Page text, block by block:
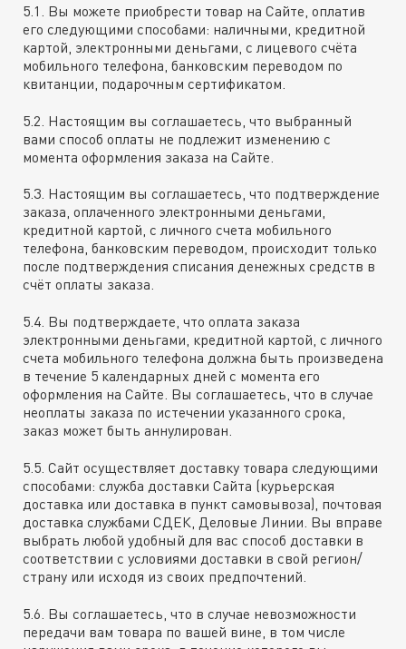
5.1. Вы можете приобрести товар на Сайте, оплатив
его следующими способами: наличными, кредитной
картой, электронными деньгами, с лицевого счёта
мобильного телефона, банковским переводом по
квитанции, подарочным сертификатом.
5.2. Настоящим вы соглашаетесь, что выбранный
вами способ оплаты не подлежит изменению с
момента оформления заказа на Сайте.
5.3. Настоящим вы соглашаетесь, что подтверждение
заказа, оплаченного электронными деньгами,
кредитной картой, с личного счета мобильного
телефона, банковским переводом, происходит только
после подтверждения списания денежных средств в
счёт оплаты заказа.
5.4. Вы подтверждаете, что оплата заказа
электронными деньгами, кредитной картой, с личного
счета мобильного телефона должна быть произведена
в течение 5 календарных дней с момента его
оформления на Сайте. Вы соглашаетесь, что в случае
неоплаты заказа по истечении указанного срока,
заказ может быть аннулирован.
5.5. Сайт осуществляет доставку товара следующими
способами: служба доставки Сайта (курьерская
доставка или доставка в пункт самовывоза), почтовая
доставка службами СДЕК, Деловые Линии. Вы вправе
выбрать любой удобный для вас способ доставки в
соответствии с условиями доставки в свой регион/
страну или исходя из своих предпочтений.
5.6. Вы соглашаетесь, что в случае невозможности
передачи вам товара по вашей вине, в том числе